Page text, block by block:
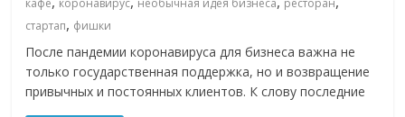
кафе коронавирус необычная идея бизнеса ресторан
стартап, фишки
После пандемии коронавируса для бизнеса важна не
только государственная поддержка, но и возвращение
привычных и постоянных клиентов. К слову последние